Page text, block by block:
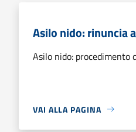
Asilo nido: rinuncia
Asilo nido: procedimento
VAI ALLA PAGINA